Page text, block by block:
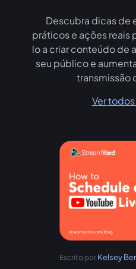
Descubra dicas de
práticos e ações reais
lo a criar conteúdo de
seu público e
transmissão
Ver
Escrito por Kelsey